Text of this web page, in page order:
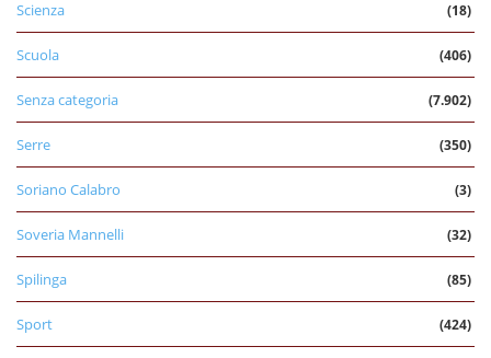
Scienza (18)
Scuola (406)
Senza categoria (7.902)
Serre (350)
Soriano Calabro (3)
Soveria Mannelli (32)
Spilinga (85)
Sport (424)